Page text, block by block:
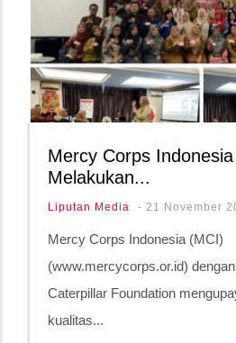
Mercy Corps
Melakukan...
Liputan Media - 21 November
Mercy Corps Indonesia (MCI)
(www.mercycorps.or.id)
Caterpillar Foundation
kualitas...